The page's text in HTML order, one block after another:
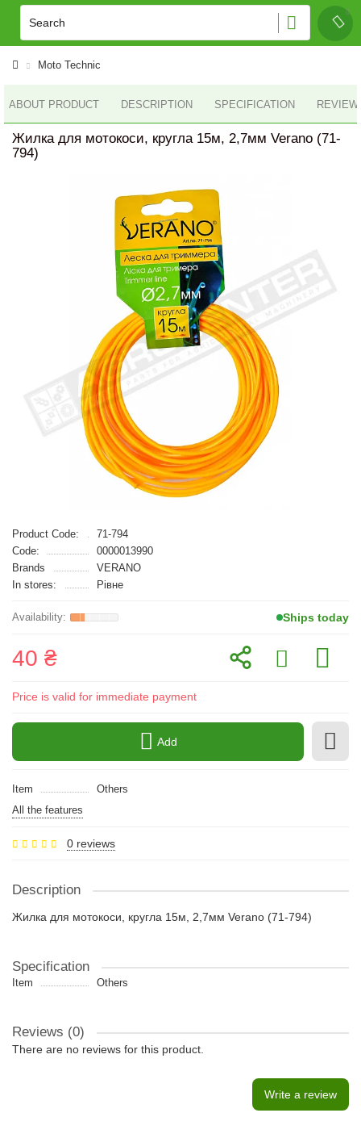
Moto Technic
ABOUT PRODUCT DESCRIPTION SPECIFICATION
Жилка для мотокоси, кругла 15м, 2,7мм Verano (71-
794)
Product Code:
71-794
Code:
0000013990
Brands
VERANO
In stores:
Рівне
Ships today
40 ₴
Price is valid for immediate payment
Add
Item
Others
All the features
0 reviews
Description
Жилка для мотокоси, кругла 15м, 2,7мм Verano (71-794)
Specification
Item Others
Reviews (0)
There are no reviews for this product.
Write a review